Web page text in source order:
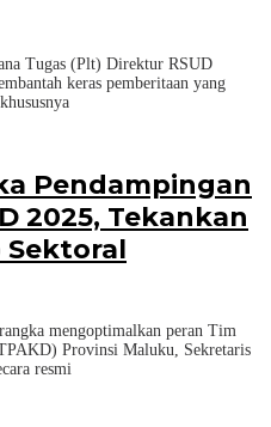
Tugas (Plt) Direktur RSUD
keras pemberitaan yang
Pendampingan
2025, Tekankan
Sektoral
mengoptimalkan peran Tim
Provinsi Maluku, Sekretaris
resmi